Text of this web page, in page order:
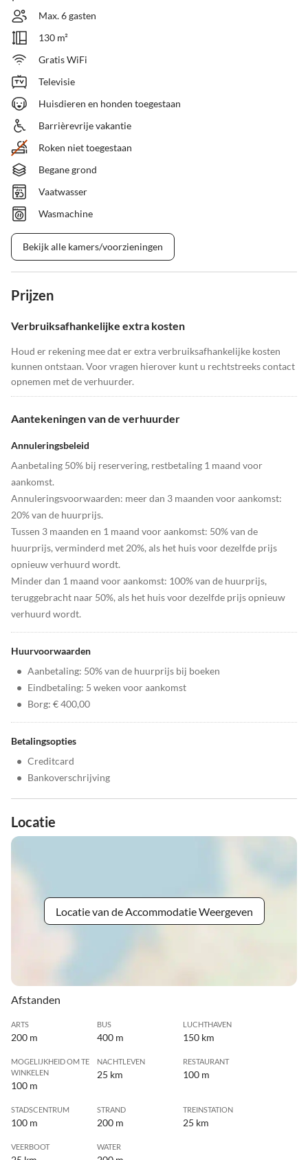
Max. 6 gasten
130 m²
Gratis WiFi
Televisie
Huisdieren en honden toegestaan
Barrièrevrije vakantie
Roken niet toegestaan
Begane grond
Vaatwasser
Wasmachine
Bekijk alle kamers/voorzieningen
Prijzen
Verbruiksafhankelijke extra kosten
Houd er rekening mee dat er extra verbruiksafhankelijke kosten
kunnen ontstaan. Voor vragen hierover kunt u rechtstreeks contact
opnemen met de verhuurder.
Aantekeningen van de verhuurder
Annuleringsbeleid
Aanbetaling 50% bij reservering, restbetaling 1 maand voor
aankomst.
Annuleringsvoorwaarden: meer dan 3 maanden voor aankomst:
20% van de huurprijs.
Tussen 3 maanden en 1 maand voor aankomst: 50% van de
huurprijs, verminderd met 20%, als het huis voor dezelfde prijs
opnieuw verhuurd wordt.
Minder dan 1 maand voor aankomst: 100% van de huurprijs,
teruggebracht naar 50%, als het huis voor dezelfde prijs opnieuw
verhuurd wordt.
Huurvoorwaarden
• Aanbetaling: 50% van de huurprijs bij boeken
• Eindbetaling: 5 weken voor aankomst
• Borg: € 400,00
Betalingsopties
• Creditcard
• Bankoverschrijving
Locatie
Locatie van de Accommodatie Weergeven
Afstanden
ARTS
200 m
BUS
400 m
LUCHTHAVEN
150 km
MOGELIJKHEID OM TE
WINKELEN
100 m
NACHTLEVEN
25 km
RESTAURANT
100 m
STADSCENTRUM
100 m
STRAND
200 m
TREINSTATION
25 km
VEERBOOT WATER